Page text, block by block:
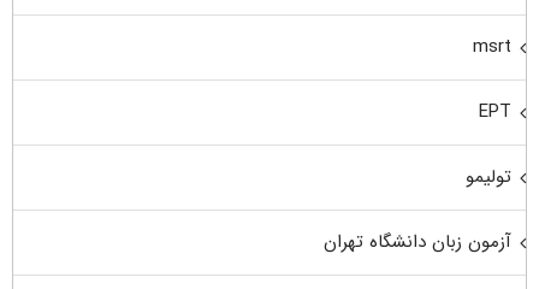
msrt
EPT
تولیمو
آزمون زبان دانشگاه تهران